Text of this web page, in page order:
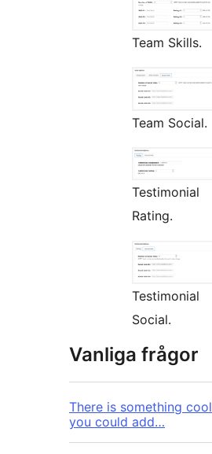
Team Skills.
Team Social.
Testimonial
Rating.
Testimonial
Social.
Vanliga frågor
There is something cool
you could add…